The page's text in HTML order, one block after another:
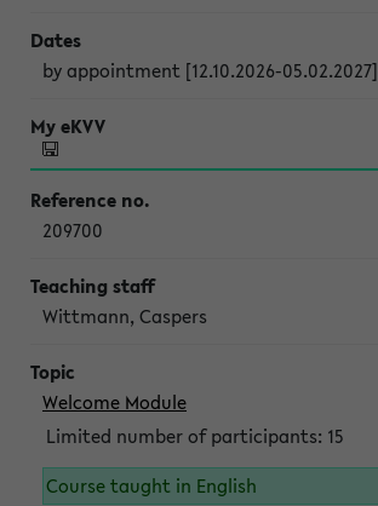
by appointment [12.10.2026-05.02.2027]
209700
Wittmann, Caspers
Welcome Module
Limited number of participants: 15
Course taught in English